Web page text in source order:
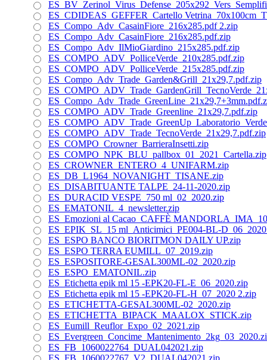
ES_CDIDEAS_GEFFER_Cartello
ES_Compo_Adv_CasainFiore_216x285.pdf 2.zip
ES_Compo_Adv_CasainFiore_216x285.pdf.zip
ES_Compo_Adv_IlMioGiardino_215x285.pdf.zip
ES_COMPO_ADV_PolliceVerde_210x285.pdf.zip
ES_COMPO_ADV_PolliceVerde_215x285.pdf.zip
ES_Compo_Adv_Trade_Garden&Grill_21x29,7.pdf.zip
ES_COMPO_ADV_Trade_Greenline_21x29,7.pdf.zip
ES_COMPO_ADV_Trade_TecnoVerde_21x29,7.pdf.zip
ES_COMPO_Crowner_BarrieraInsetti.zip
ES_COMPO_NPK_BLU_pallbox_01_2021_Cartella.zip
ES_CROWNER_ENTERO_4_UNIFARM.zip
ES_DB_L1964_NOVANIGHT_TISANE.zip
ES_DISABITUANTE TALPE_24-11-2020.zip
ES_DURACID VESPE_750 ml_02_2020.zip
ES_EMATONIL_4_newsletter.zip
ES_Emozioni al Cacao_CAFFÈ
ES_EPIK_SL_15 ml_Anticimici_PE004-BL-
ES_ESPO BANCO BIORITMON DAILY UP.zip
ES_ESPO TERRA EUMILL_07_2019.zip
ES_ESPOSITORE-GESAL300ML-02_2020.zip
ES_ESPO_EMATONIL.zip
ES_Etichetta epik ml 15 -EPK20-FL-E_06_2020.zip
ES_Etichetta epik ml 15 -EPK20-FL-H_07_2020 2.zip
ES_ETICHETTA-GESAL300ML-02_2020.zip
ES_ETICHETTA_BIPACK_MAALOX_STICK.zip
ES_Eumill_Reuflor_Expo_02_2021.zip
ES_FB_1060022764_DUAL042021.zip
ES_FB_1060022767_V2_DUAL042021.zip